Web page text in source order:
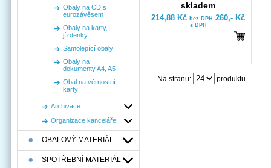
Obaly na CD s
eurozávěsem
Obaly na karty,
jízdenky
Samolepící obaly
Obaly na
dokumenty A4, A5
Obal na věrnostní
karty
Archivace
Organizace kanceláře
OBALOVÝ MATERIÁL
SPOTŘEBNÍ MATERIÁL
skladem
214,88 Kč bez DPH 260,- Kč
s DPH
Na stranu: produktů.